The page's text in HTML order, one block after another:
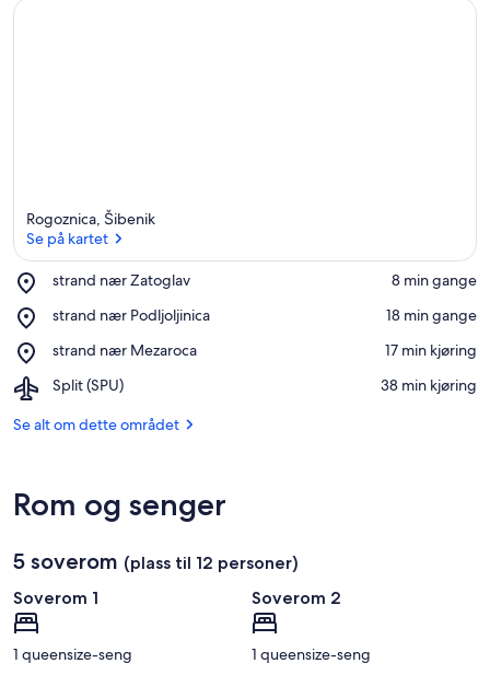
Rogoznica, Šibenik
Se på kartet
strand nær Zatoglav
Place,
nær
‪8 min gange‬
strand nær Podljoljinica
Place,
nær
‪18 min gange‬
strand nær Mezaroca
Place,
nær
‪17 min kjøring‬
Split (SPU)
Airport,
(SPU)
‪38 min kjøring‬
Se alt om dette området
Rom og senger
5 soverom (plass til 12 personer)
Soverom 1
1 queensize-seng
Soverom 2
1 queensize-seng